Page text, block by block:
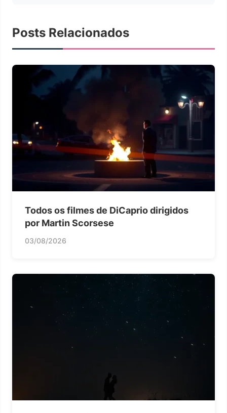
Posts Relacionados
Todos os filmes de DiCaprio dirigidos
por Martin Scorsese
03/08/2026